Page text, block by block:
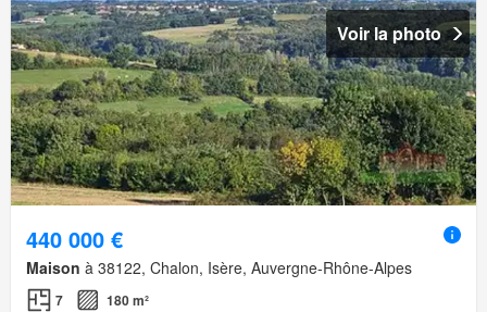
Voir la photo
440 000 €
Maison à 38122, Chalon, Isère, Auvergne-Rhône-Alpes
7 180 m²